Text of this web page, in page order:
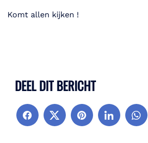
Komt allen kijken !
DEEL DIT BERICHT